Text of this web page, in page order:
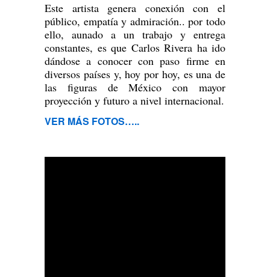
Este artista genera conexión con el
público, empatía y admiración.. por todo
ello, aunado a un trabajo y entrega
constantes, es que Carlos Rivera ha ido
dándose a conocer con paso firme en
diversos países y, hoy por hoy, es una de
las figuras de México con mayor
proyección y futuro a nivel internacional.
VER MÁS FOTOS…..